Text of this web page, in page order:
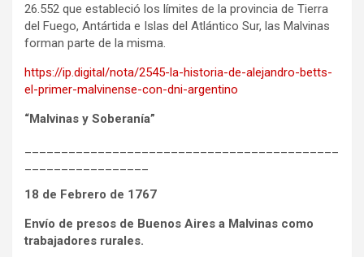
26.552 que estableció los límites de la provincia de Tierra
del Fuego, Antártida e Islas del Atlántico Sur, las Malvinas
forman parte de la misma.
https://ip.digital/nota/2545-la-historia-de-alejandro-betts-
el-primer-malvinense-con-dni-argentino
“Malvinas y Soberanía”
18 de Febrero de 1767
Envío de presos de Buenos Aires a Malvinas como
trabajadores rurales.